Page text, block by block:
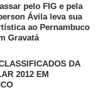
pelo FIG e pela
Ávila leva sua
ao Pernambuco
Gravatá
DA
2012 EM